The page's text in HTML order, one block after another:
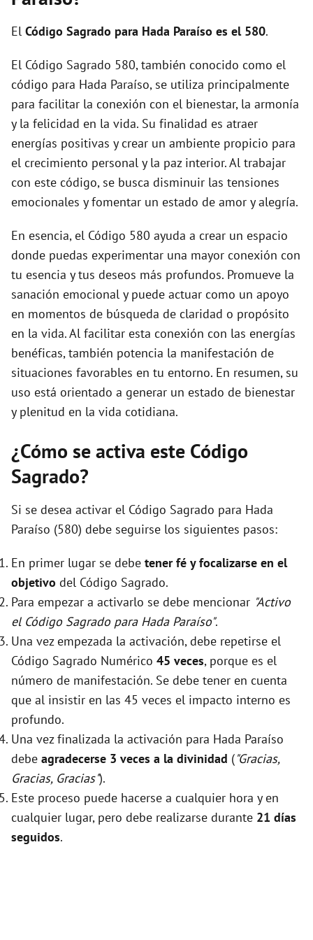
e
o
El Código Sagrado para Hada Paraíso es el 580.
El Código Sagrado 580, también conocido como el
código para Hada Paraíso, se utiliza principalmente
para facilitar la conexión con el bienestar, la armonía
y la felicidad en la vida. Su finalidad es atraer
energías positivas y crear un ambiente propicio para
el crecimiento personal y la paz interior. Al trabajar
con este código, se busca disminuir las tensiones
emocionales y fomentar un estado de amor y alegría.
En esencia, el Código 580 ayuda a crear un espacio
donde puedas experimentar una mayor conexión con
tu esencia y tus deseos más profundos. Promueve la
sanación emocional y puede actuar como un apoyo
en momentos de búsqueda de claridad o propósito
en la vida. Al facilitar esta conexión con las energías
benéficas, también potencia la manifestación de
situaciones favorables en tu entorno. En resumen, su
uso está orientado a generar un estado de bienestar
y plenitud en la vida cotidiana.
¿Cómo se activa este Código
Sagrado?
Si se desea activar el Código Sagrado para Hada
Paraíso (580) debe seguirse los siguientes pasos:
En primer lugar se debe tener fé y focalizarse en el
objetivo del Código Sagrado.
Para empezar a activarlo se debe mencionar "Activo
el Código Sagrado para Hada Paraíso".
Una vez empezada la activación, debe repetirse el
Código Sagrado Numérico 45 veces, porque es el
número de manifestación. Se debe tener en cuenta
que al insistir en las 45 veces el impacto interno es
profundo.
Una vez finalizada la activación para Hada Paraíso
debe agradecerse 3 veces a la divinidad ("Gracias,
Gracias, Gracias").
Este proceso puede hacerse a cualquier hora y en
cualquier lugar, pero debe realizarse durante 21 días
seguidos.